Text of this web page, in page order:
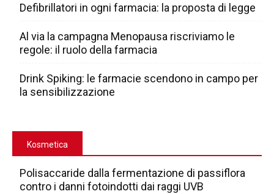
Defibrillatori in ogni farmacia: la proposta di legge
Al via la campagna Menopausa riscriviamo le
regole: il ruolo della farmacia
Drink Spiking: le farmacie scendono in campo per
la sensibilizzazione
Kosmetica
Polisaccaride dalla fermentazione di passiflora
contro i danni fotoindotti dai raggi UVB